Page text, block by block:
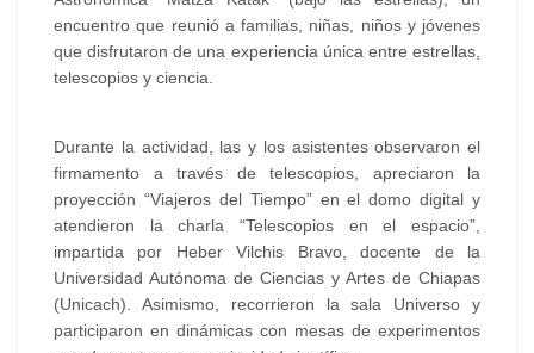
encuentro que reunió a familias, niñas, niños y jóvenes
que disfrutaron de una experiencia única entre estrellas,
telescopios y ciencia.
Durante la actividad, las y los asistentes observaron el
firmamento a través de telescopios, apreciaron la
proyección “Viajeros del Tiempo” en el domo digital y
atendieron la charla “Telescopios en el espacio”,
impartida por Heber Vilchis Bravo, docente de la
Universidad Autónoma de Ciencias y Artes de Chiapas
(Unicach). Asimismo, recorrieron la sala Universo y
participaron en dinámicas con mesas de experimentos